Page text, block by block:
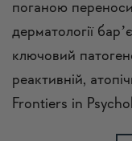
поганою
дерматології
ключовий
реактивній,
Frontiers in